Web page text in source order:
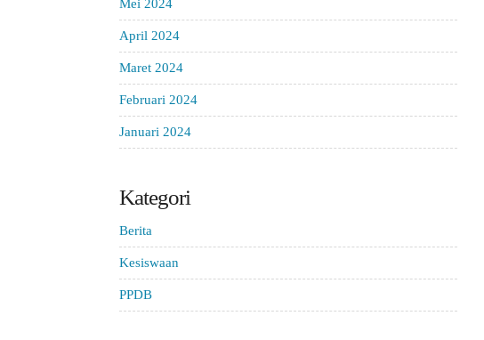
Mei 2024
April 2024
Maret 2024
Februari 2024
Januari 2024
Kategori
Berita
Kesiswaan
PPDB